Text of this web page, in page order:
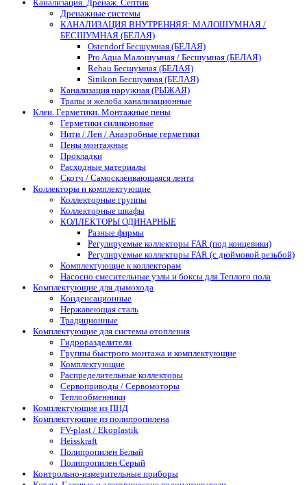
Канализация. Дренаж. Септик
Дренажные системы
КАНАЛИЗАЦИЯ ВНУТРЕННЯЯ: МАЛОШУМНАЯ /
БЕСШУМНАЯ (БЕЛАЯ)
Ostendorf Бесшумная (БЕЛАЯ)
Pro Aqua Малошумная / Бесшумная (БЕЛАЯ)
Rehau Бесшумная (БЕЛАЯ)
Sinikon Бесшумная (БЕЛАЯ)
Канализация наружная (РЫЖАЯ)
Трапы и желоба канализационные
Клеи. Герметики. Монтажные пены
Герметики силиконовые
Нити / Лен / Анаэробные герметики
Пены монтажные
Прокладки
Расходные материалы
Скотч / Самосклеивающаяся лента
Коллекторы и комплектующие
Коллекторные группы
Коллекторные шкафы
КОЛЛЕКТОРЫ ОДИНАРНЫЕ
Разные фирмы
Регулируемые коллекторы FAR (под концевики)
Регулируемые коллекторы FAR (с дюймовой резьбой)
Комплектующие к коллекторам
Насосно смесительные узлы и боксы для Теплого пола
Комплектующие для дымохода
Конденсационные
Нержавеющая сталь
Традиционные
Комплектующие для системы отопления
Гидроразделители
Группы быстрого монтажа и комплектующие
Комплектующие
Распределительные коллекторы
Сервоприводы / Сервомоторы
Теплообменники
Комплектующие из ПНД
Комплектующие из полипропилена
FV-plast / Ekoplastik
Heisskraft
Полипропилен Белый
Полипропилен Серый
Контрольно-измерительные приборы